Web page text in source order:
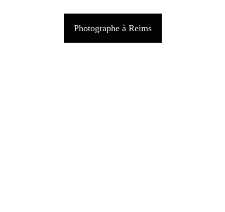
Photographe à Reims